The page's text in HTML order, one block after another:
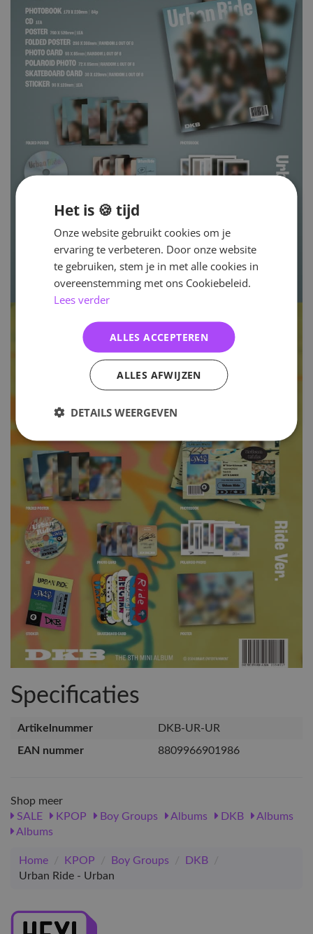
Specificaties
Artikelnummer
DKB-UR-UR
EAN nummer
8809966901986
Shop meer
SALE
KPOP Boy Groups Albums DKB
Albums
Albums
Home / KPOP / Boy Groups / DKB
/
Urban Ride - Urban
Het is 🍪 tijd
Onze website gebruikt cookies om je
ervaring te verbeteren. Door onze website
te gebruiken, stem je in met alle cookies in
overeenstemming met ons Cookiebeleid.
Lees verder
ALLES ACCEPTEREN
ALLES AFWIJZEN
DETAILS WEERGEVEN